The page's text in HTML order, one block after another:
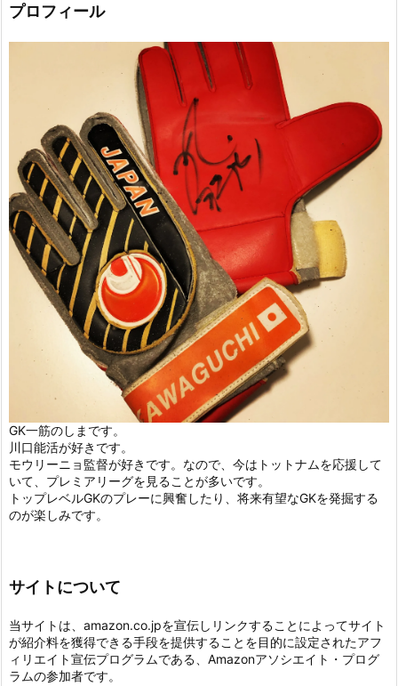
プロフィール
GK一筋のしまです。
川口能活が好きです。
モウリーニョ監督が好きです。なので、今はトットナムを応援して
いて、プレミアリーグを見ることが多いです。
トップレベルGKのプレーに興奮したり、将来有望なGKを発掘する
のが楽しみです。
サイトについて
当サイトは、amazon.co.jpを宣伝しリンクすることによってサイト
が紹介料を獲得できる手段を提供することを目的に設定されたアフ
ィリエイト宣伝プログラムである、Amazonアソシエイト・プログ
ラムの参加者です。